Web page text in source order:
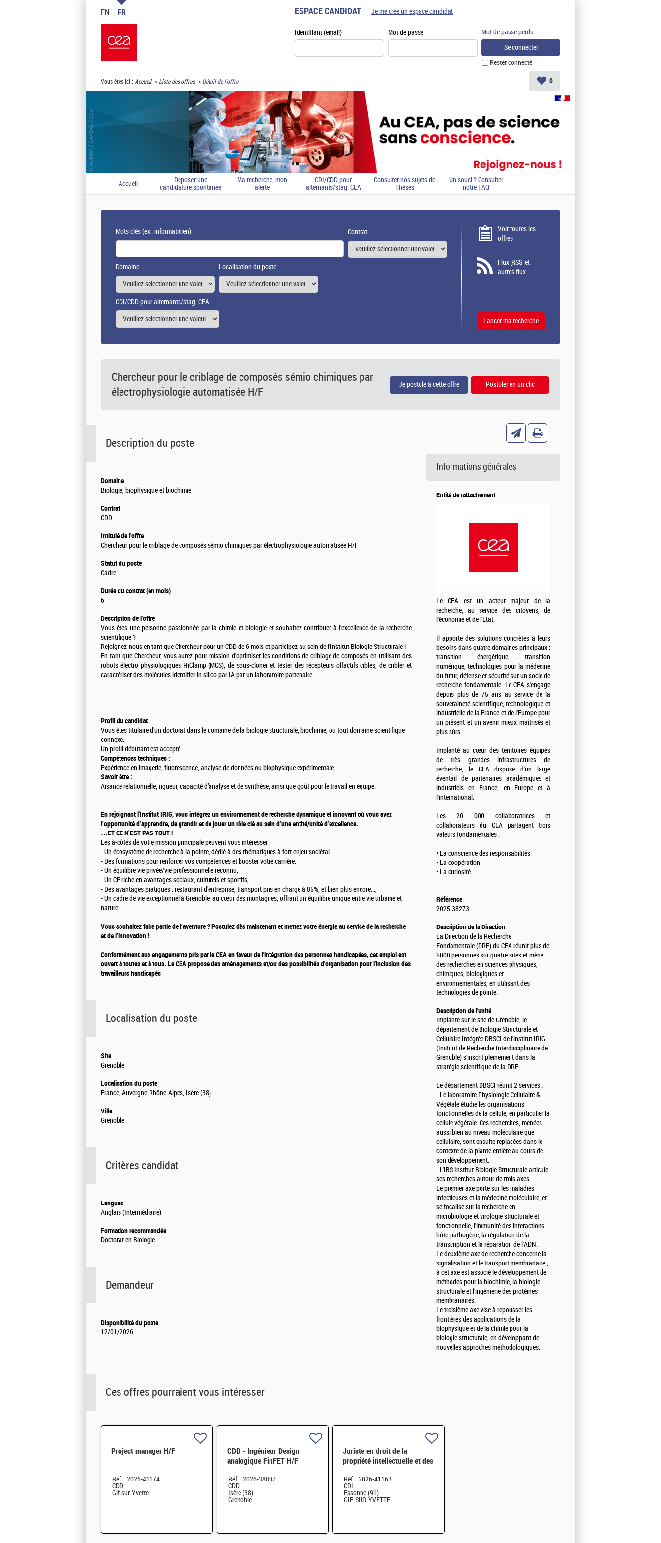
EN FR ESPACE CANDIDAT
Identifiant (email) Mot de passe
Rester connecté
Mot de passe perdu
Je me crée un espace candidat
Vous êtes ici : Accueil Liste des offres Détail de l'offre 0
Accueil
Déposer une
candidature spontanée
Ma recherche, mon
alerte
CDI/CDD pour
alternants/stag. CEA
Consulter nos sujets de
Thèses
Un souci ? Consulter
notre FAQ
Mots clés(ex : informaticien) Contrat
Domaine Localisation du poste
CDI/CDD pour alternants/stag. CEA
Voir toutes les
offres
Flux RSS et
autres flux
Chercheur pour le criblage de composés sémio chimiques par
électrophysiologie automatisée H/F
Description du poste
Domaine
Biologie, biophysique et biochimie
Contrat
CDD
Intitulé de l'offre
Chercheur pour le criblage de composés sémio chimiques par électrophysiologie automatisée H/F
Statut du poste
Cadre
Durée du contrat (en mois)
6
Description de l'offre
Vous êtes une personne passionnée par la chimie et biologie et souhaitez contribuer à l'excellence de la recherche
scientifique ?
Rejoignez-nous en tant que Chercheur pour un CDD de 6 mois et participez au sein de l’Institut Biologie Structurale !
En tant que Chercheur, vous aurez pour mission d'optimiser les conditions de criblage de composés en utilisant des
robots électro physiologiques HiClamp (MCS), de sous-cloner et tester des récepteurs olfactifs cibles, de cribler et
caractériser des molécules identifier in silico par IA par un laboratoire partenaire.
Profil du candidat
Vous êtes titulaire d’un doctorat dans le domaine de la biologie structurale, biochimie, ou tout domaine scientifique
connexe.
Un profil débutant est accepté.
Compétences techniques :
Expérience en imagerie, fluorescence, analyse de données ou biophysique expérimentale.
Savoir être :
Aisance relationnelle, rigueur, capacité d’analyse et de synthèse, ainsi que goût pour le travail en équipe.
En rejoignant l'Institut IRIG, vous intégrez un environnement de recherche dynamique et innovant où vous avez
l’opportunité d’apprendre, de grandir et de jouer un rôle clé au sein d’une entité/unité d’excellence.
…ET CE N’EST PAS TOUT !
Les à-côtés de votre mission principale peuvent vous intéresser :
- Un écosystème de recherche à la pointe, dédié à des thématiques à fort enjeu sociétal,
- Des formations pour renforcer vos compétences et booster votre carrière,
- Un équilibre vie privée/vie professionnelle reconnu,
- Un CE riche en avantages sociaux, culturels et sportifs,
- Des avantages pratiques : restaurant d’entreprise, transport pris en charge à 85%, et bien plus encore...,
- Un cadre de vie exceptionnel à Grenoble, au cœur des montagnes, offrant un équilibre unique entre vie urbaine et
nature.
Vous souhaitez faire partie de l’aventure ? Postulez dès maintenant et mettez votre énergie au service de la recherche
et de l’innovation !
Conformément aux engagements pris par le CEA en faveur de l'intégration des personnes handicapées, cet emploi est
ouvert à toutes et à tous. Le CEA propose des aménagements et/ou des possibilités d'organisation pour l'inclusion des
travailleurs handicapés
Localisation du poste
Site
Grenoble
Localisation du poste
France, Auvergne-Rhône-Alpes, Isère (38)
Ville
Grenoble
Critères candidat
Langues
Anglais (Intermédiaire)
Formation recommandée
Doctorat en Biologie
Demandeur
Disponibilité du poste
12/01/2026
Informations générales
Entité de rattachement
Le CEA est un acteur majeur de la
recherche, au service des citoyens, de
l'économie et de l'Etat.
Il apporte des solutions concrètes à leurs
besoins dans quatre domaines principaux :
transition énergétique, transition
numérique, technologies pour la médecine
du futur, défense et sécurité sur un socle de
recherche fondamentale. Le CEA s'engage
depuis plus de 75 ans au service de la
souveraineté scientifique, technologique et
industrielle de la France et de l'Europe pour
un présent et un avenir mieux maîtrisés et
plus sûrs.
Implanté au cœur des territoires équipés
de très grandes infrastructures de
recherche, le CEA dispose d'un large
éventail de partenaires académiques et
industriels en France, en Europe et à
l'international.
Les 20 000 collaboratrices et
collaborateurs du CEA partagent trois
valeurs fondamentales :
• La conscience des responsabilités
• La coopération
• La curiosité
Référence
2025-38273
Description de la Direction
La Direction de la Recherche
Fondamentale (DRF) du CEA réunit plus de
5000 personnes sur quatre sites et mène
des recherches en sciences physiques,
chimiques, biologiques et
environnementales, en utilisant des
technologies de pointe.
Description de l'unité
Implanté sur le site de Grenoble, le
département de Biologie Structurale et
Cellulaire Intégrée DBSCI de l'institut IRIG
(Institut de Recherche Interdisciplinaire de
Grenoble) s'inscrit pleinement dans la
stratégie scientifique de la DRF.
Le département DBSCI réunit 2 services :
- Le laboratoire Physiologie Cellulaire &
Végétale étudie les organisations
fonctionnelles de la cellule, en particulier la
cellule végétale. Ces recherches, menées
aussi bien au niveau moléculaire que
cellulaire, sont ensuite replacées dans le
contexte de la plante entière au cours de
son développement.
- L'IBS Institut Biologie Structurale articule
ses recherches autour de trois axes.
Le premier axe porte sur les maladies
infectieuses et la médecine moléculaire, et
se focalise sur la recherche en
microbiologie et virologie structurale et
fonctionnelle, l'immunité des interactions
hôte-pathogène, la régulation de la
transcription et la réparation de l'ADN.
Le deuxième axe de recherche concerne la
signalisation et le transport membranaire ;
à cet axe est associé le développement de
méthodes pour la biochimie, la biologie
structurale et l'ingénierie des protéines
membranaires.
Le troisième axe vise à repousser les
frontières des applications de la
biophysique et de la chimie pour la
biologie structurale, en développant de
nouvelles approches méthodologiques.
Ces offres pourraient vous intéresser
Project manager H/F
Réf. : 2026-41174
CDD
Gif-sur-Yvette
CDD - Ingénieur Design
analogique FinFET H/F
Réf. : 2026-38897
CDD
Isère (38)
Grenoble
Juriste en droit de la
propriété intellectuelle et des
Réf. : 2026-41163
CDI
Essonne (91)
GIF-SUR-YVETTE